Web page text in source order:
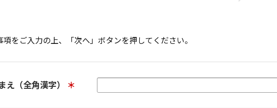
項をご入力の上、「次へ」ボタンを押してください。
え（全角漢字） ＊